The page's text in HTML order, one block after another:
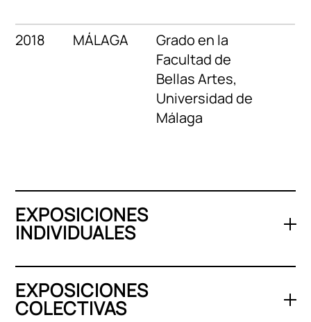
2018 MÁLAGA
Grado en la
Facultad de
Bellas Artes,
Universidad de
Málaga
EXPOSICIONES
INDIVIDUALES
EXPOSICIONES
COLECTIVAS